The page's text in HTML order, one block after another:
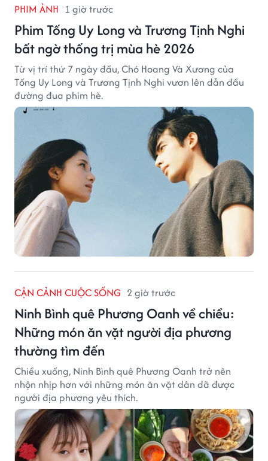
PHIM ẢNH 1 giờ trước
Phim Tống Uy Long và Trương Tịnh Nghi
bất ngờ thống trị mùa hè 2026
Từ vị trí thứ 7 ngày đầu, Chó Hoang Và Xương của
Tống Uy Long và Trương Tịnh Nghi vươn lên dẫn đầu
đường đua phim hè.
CẬN CẢNH CUỘC SỐNG 2 giờ trước
Ninh Bình quê Phương Oanh về chiều:
Những món ăn vặt người địa phương
thường tìm đến
Chiều xuống, Ninh Bình quê Phương Oanh trở nên
nhộn nhịp hơn với những món ăn vặt dân dã được
người địa phương yêu thích.